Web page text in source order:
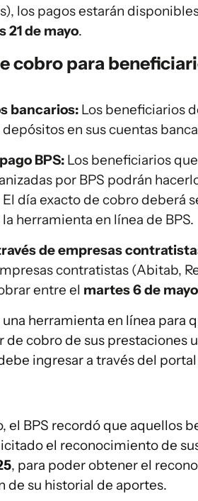
los pagos estarán
21 de mayo.
cobro para
bancarios: Los beneficiarios
en sus cuentas
BPS: Los beneficiarios
por BPS podrán
El día exacto de cobro deberá
herramienta en línea de BPS.
de empresas
contratistas (Abitab,
entre el martes 6 de
herramienta en línea para
de cobro de sus prestaciones
ingresar a través del
el BPS recordó que aquellos
el reconocimiento de
, para poder obtener el
de su historial de aportes.